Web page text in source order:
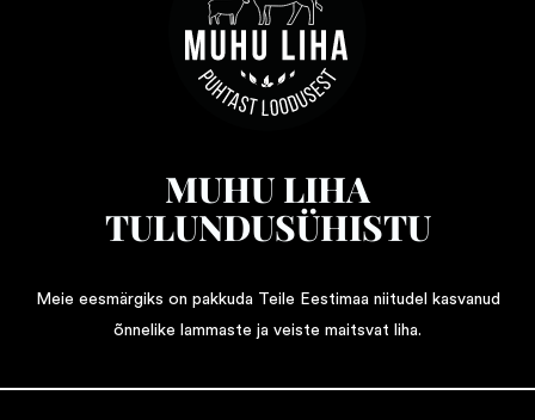
MUHU LIHA
TULUNDUSÜHISTU
Meie eesmärgiks on pakkuda Teile Eestimaa niitudel kasvanud
õnnelike lammaste ja veiste maitsvat liha.